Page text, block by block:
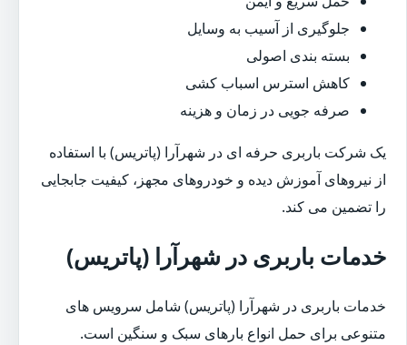
جلوگیری از آسیب به وسایل
بسته بندی اصولی
کاهش استرس اسباب کشی
صرفه جویی در زمان و هزینه
یک شرکت باربری حرفه ای در شهرآرا (پاتریس) با استفاده
از نیروهای آموزش دیده و خودروهای مجهز، کیفیت جابجایی
را تضمین می کند.
خدمات باربری در شهرآرا (پاتریس)
خدمات باربری در شهرآرا (پاتریس) شامل سرویس های
متنوعی برای حمل انواع بارهای سبک و سنگین است.